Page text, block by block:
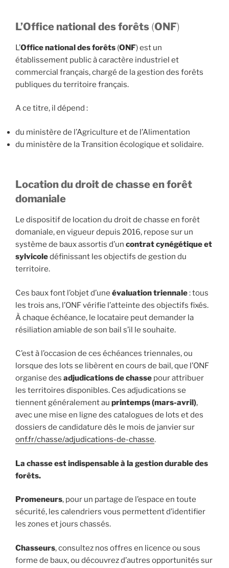
L’Office national des forêts (ONF)
L’Office national des forêts (ONF) est un
établissement public à caractère industriel et
commercial français, chargé de la gestion des forêts
publiques du territoire français.
A ce titre, il dépend :
du ministère de l’Agriculture et de l’Alimentation
du ministère de la Transition écologique et solidaire.
Location du droit de chasse en forêt
domaniale
Le dispositif de location du droit de chasse en forêt
domaniale, en vigueur depuis 2016, repose sur un
système de baux assortis d’un contrat cynégétique et
sylvicoledéfinissant les objectifs de gestion du
territoire.
Ces baux font l’objet d’une évaluation triennale: tous
les trois ans, l’ONF vérifie l’atteinte des objectifs fixés.
À chaque échéance, le locataire peut demander la
résiliation amiable de son bail s’il le souhaite.
C’est à l’occasion de ces échéances triennales, ou
lorsque des lots se libèrent en cours de bail, que l’ONF
organise des adjudications de chasse pour attribuer
les territoires disponibles. Ces adjudications se
tiennent généralement au printemps (mars-avril),
avec une mise en ligne des catalogues de lots et des
dossiers de candidature dès le mois de janvier sur
onf.fr/chasse/adjudications-de-chasse.
La chasse est indispensable à la gestion durable des
forêts.
Promeneurs, pour un partage de l’espace en toute
sécurité, les calendriers vous permettent d’identifier
les zones et jours chassés.
Chasseurs, consultez nos offres en licence ou sous
forme de baux, ou découvrez d’autres opportunités sur